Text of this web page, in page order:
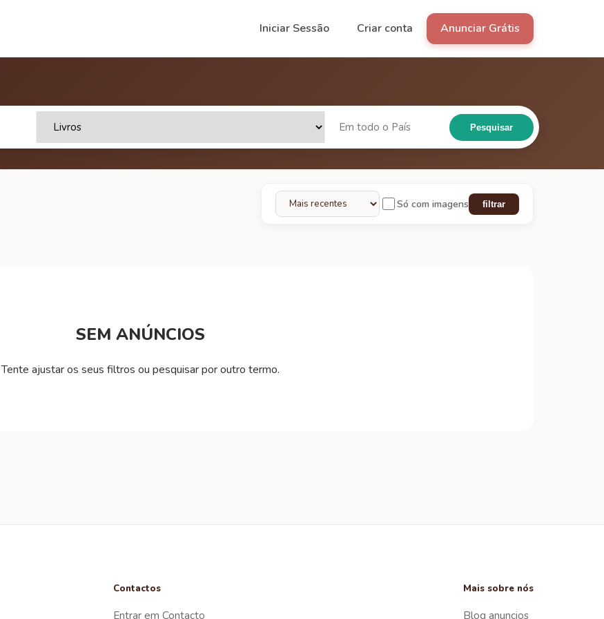
Iniciar Sessão Criar conta Anunciar Grátis
Pesquisar
Só com imagens filtrar
SEM ANÚNCIOS
Tente ajustar os seus filtros ou pesquisar por outro termo.
Contactos
Entrar em Contacto
Mais sobre nós
Blog anuncios